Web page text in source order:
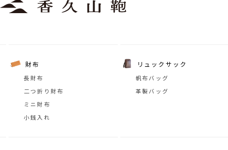
財布
長財布
二つ折り財布
ミニ財布
小銭入れ
リュックサック
帆布バッグ
革製バッグ